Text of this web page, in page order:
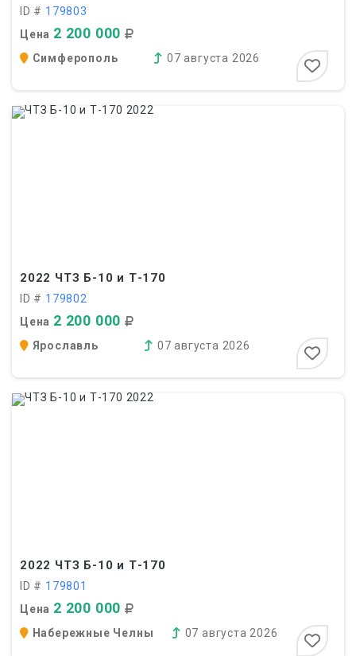
ID # 179803
Цена 2 200 000
Симферополь 07 августа 2026
2022 ЧТЗ Б-10 и Т-170
ID # 179802
Цена 2 200 000
Ярославль 07 августа 2026
2022 ЧТЗ Б-10 и Т-170
ID # 179801
Цена 2 200 000
Набережные Челны 07 августа 2026